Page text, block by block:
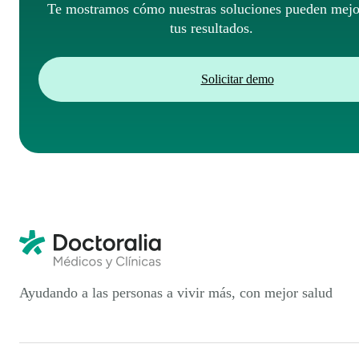
Te mostramos cómo nuestras soluciones pueden
tus resultados.
Solicitar demo
Ayudando a las personas a vivir más, con mejor salud